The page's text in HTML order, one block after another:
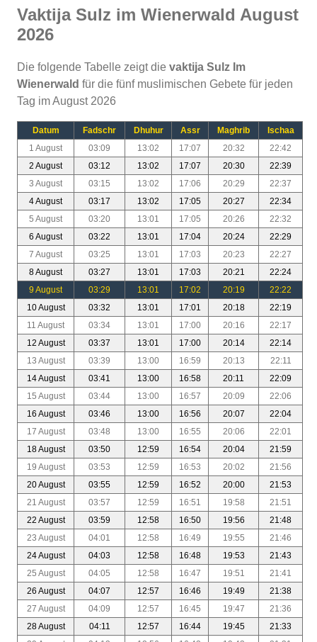
Vaktija Sulz im Wienerwald August
2026
Die folgende Tabelle zeigt die vaktija Sulz Im
Wienerwald für die fünf muslimischen Gebete für jeden
Tag im August 2026
Datum Fadschr Dhuhur Assr Maghrib
Ischaa
1 August
03:09 13:02 17:07 20:32
22:42
2 August
03:12 13:02 17:07 20:30
22:39
3 August
03:15 13:02 17:06 20:29
22:37
4 August
03:17 13:02 17:05 20:27
22:34
5 August
03:20 13:01 17:05 20:26
22:32
6 August
03:22 13:01 17:04 20:24
22:29
7 August
03:25 13:01 17:03 20:23
22:27
8 August
03:27 13:01 17:03 20:21
22:24
9 August
03:29 13:01 17:02 20:19
22:22
10 August
03:32 13:01 17:01 20:18
22:19
11 August
03:34 13:01 17:00 20:16
22:17
12 August
03:37 13:01 17:00 20:14
22:14
13 August
03:39 13:00 16:59 20:13
22:11
14 August
03:41 13:00 16:58 20:11
22:09
15 August
03:44 13:00 16:57 20:09
22:06
16 August
03:46 13:00 16:56 20:07
22:04
17 August
03:48 13:00 16:55 20:06
22:01
18 August
03:50 12:59 16:54 20:04
21:59
19 August
03:53 12:59 16:53 20:02
21:56
20 August
03:55 12:59 16:52 20:00
21:53
21 August
03:57 12:59 16:51 19:58
21:51
22 August
03:59 12:58 16:50 19:56
21:48
23 August
04:01 12:58 16:49 19:55
21:46
24 August
04:03 12:58 16:48 19:53
21:43
25 August
04:05 12:58 16:47 19:51
21:41
26 August
04:07 12:57 16:46 19:49
21:38
27 August
04:09 12:57 16:45 19:47
21:36
28 August
04:11 12:57 16:44 19:45
21:33